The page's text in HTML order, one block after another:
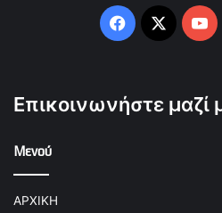
Facebook
X
Επικοινωνήστε μαζί
Μενού
ΑΡΧΙΚΗ